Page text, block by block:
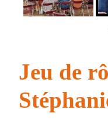
Jeu de